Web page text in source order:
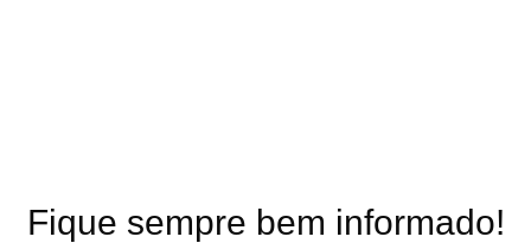
Fique sempre bem informado!